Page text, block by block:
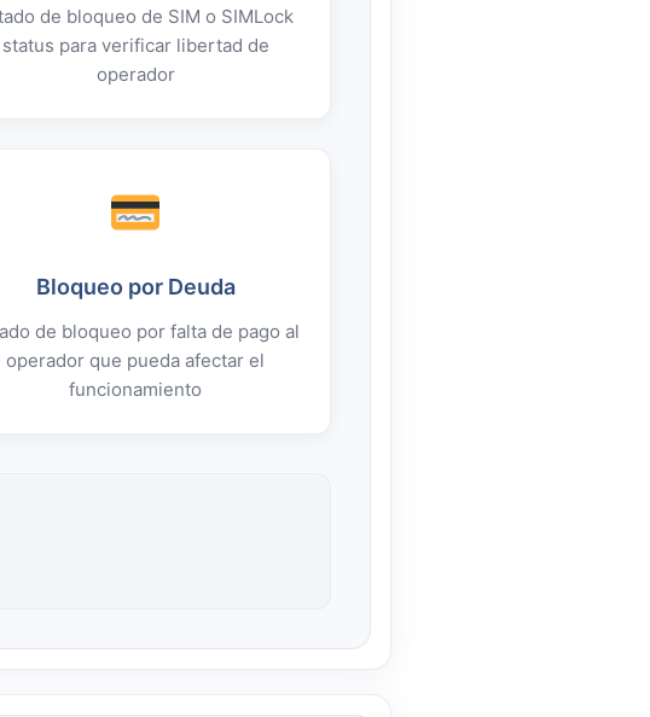
de bloqueo de SIM o SIMLock
status para verificar libertad de
operador
Bloqueo por Deuda
de bloqueo por falta de pago al
operador que pueda afectar el
funcionamiento